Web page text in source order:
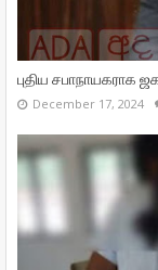
புதிய சபாநாயகராக
December 17, 2024